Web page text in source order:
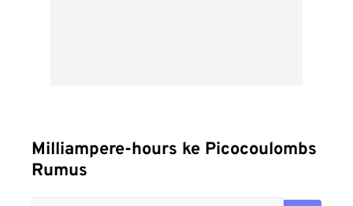
Milliampere-hours ke Picocoulombs
Rumus